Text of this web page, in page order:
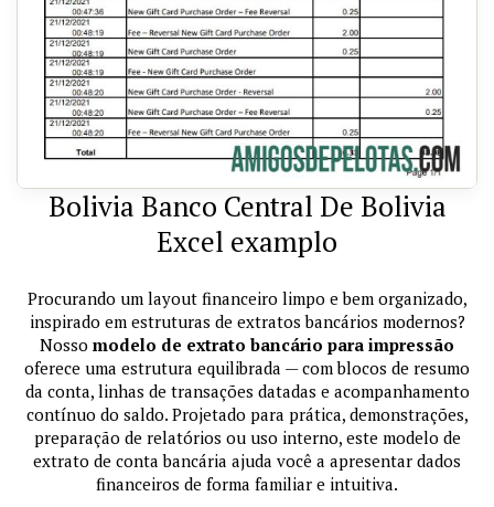
Bolivia Banco Central De Bolivia
Excel examplo
Procurando um layout financeiro limpo e bem organizado,
inspirado em estruturas de extratos bancários modernos?
Nosso modelo de extrato bancário para impressão
oferece uma estrutura equilibrada — com blocos de resumo
da conta, linhas de transações datadas e acompanhamento
contínuo do saldo. Projetado para prática, demonstrações,
preparação de relatórios ou uso interno, este modelo de
extrato de conta bancária ajuda você a apresentar dados
financeiros de forma familiar e intuitiva.